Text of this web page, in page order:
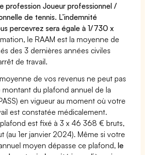
profession Joueur professionnel /
de tennis. L’indemnité
percevrez sera égale à 1/730 x
le RAAM est la moyenne de
des 3 dernières années civiles
de travail.
de vos revenus ne peut pas
montant du plafond annuel de la
en vigueur au moment où votre
est constatée médicalement.
est fixé à 3 x 46 368 € bruts,
(au 1er janvier 2024). Même si votre
moyen dépasse ce plafond,le